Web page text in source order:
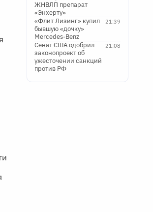
ЖНВЛП препарат
«Энхерту»
21:39
«Флит Лизинг» купил
бывшую «дочку»
Mercedes-Benz
21:08
Сенат США одобрил
законопроект об
ужесточении санкций
против РФ